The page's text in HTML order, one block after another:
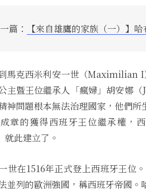
篇： 【來自雄鷹的家族（一）】
馬克西米利安一世（Maximilian
主暨王位繼承人「瘋婦」胡安娜
神問題根本無法治理國家，他們
章的獲得西班牙王位繼承權，
就此建立了。
世在1516年正式登上西班牙王位
並列的歐洲強國，稱西班牙帝國